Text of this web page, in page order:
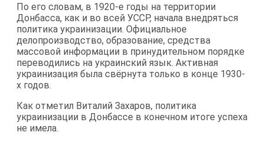
По его словам, в 1920-е годы на территории
Донбасса, как и во всей УССР, начала внедряться
политика украинизации. Официальное
делопроизводство, образование, средства
массовой информации в принудительном порядке
переводились на украинский язык. Активная
украинизация была свёрнута только в конце 1930-
х годов.
Как отметил Виталий Захаров, политика
украинизации в Донбассе в конечном итоге успеха
не имела.